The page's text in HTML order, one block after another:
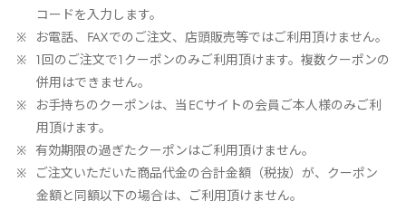
コードを入力します。
お電話、
FAXでのご注文、店頭販売等ではご利用頂けません。
回のご注文で
クーポンのみご利用頂けます。複数クーポンの
併用はできません。
お手持ちのクーポンは、当 ECサイトの会員ご本人様のみご利
用頂けます。
有効期限の過ぎたクーポンはご利用頂けません。
ご注文いただいた商品代金の合計金額（税抜）が、クーポン
金額と同額以下の場合は、ご利用頂けません。